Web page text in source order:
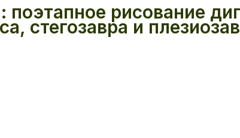
поэтапное рисование
стегозавра и